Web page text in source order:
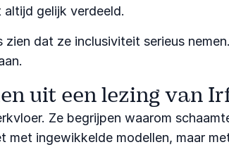
altijd gelijk verdeeld.
dat ze inclusiviteit serieus
uit een lezing van
Ze begrijpen waarom
ingewikkelde modellen, maar